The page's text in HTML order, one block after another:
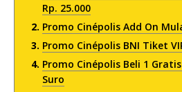
Rp. 25.000
Promo Cinépolis Add On
Promo Cinépolis BNI Tiket
Promo Cinépolis Beli 1
Suro